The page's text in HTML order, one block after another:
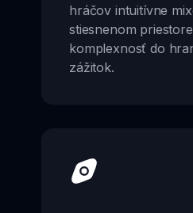
hráčov intuitívne
stiesnenom
komplexnosť do
zážitok.